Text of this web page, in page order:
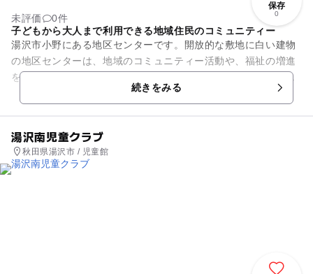
保存
0
未評価
0件
子どもから大人まで利用できる地域住民のコミュニティー
湯沢市小野にある地区センターです。開放的な敷地に白い建物
の地区センターは、地域のコミュニティー活動や、福祉の増進
を目的として設置されました。小さな子どもからお年寄りま
で、誰もが気軽に立ち寄れる施...
続きをみる
湯沢南児童クラブ
秋田県湯沢市 / 児童館